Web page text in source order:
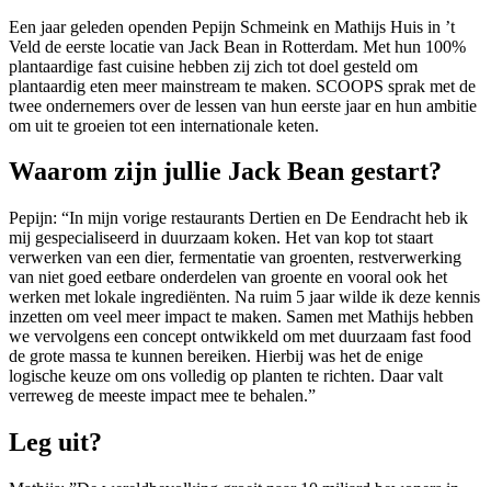
Een jaar geleden openden Pepijn Schmeink en Mathijs Huis in ’t
Veld de eerste locatie van Jack Bean in Rotterdam. Met hun 100%
plantaardige fast cuisine hebben zij zich tot doel gesteld om
plantaardig eten meer mainstream te maken. SCOOPS sprak met de
twee ondernemers over de lessen van hun eerste jaar en hun ambitie
om uit te groeien tot een internationale keten.
Waarom zijn jullie Jack Bean gestart?
Pepijn: “In mijn vorige restaurants Dertien en De Eendracht heb ik
mij gespecialiseerd in duurzaam koken. Het van kop tot staart
verwerken van een dier, fermentatie van groenten, restverwerking
van niet goed eetbare onderdelen van groente en vooral ook het
werken met lokale ingrediënten. Na ruim 5 jaar wilde ik deze kennis
inzetten om veel meer impact te maken. Samen met Mathijs hebben
we vervolgens een concept ontwikkeld om met duurzaam fast food
de grote massa te kunnen bereiken. Hierbij was het de enige
logische keuze om ons volledig op planten te richten. Daar valt
verreweg de meeste impact mee te behalen.”
Leg uit?